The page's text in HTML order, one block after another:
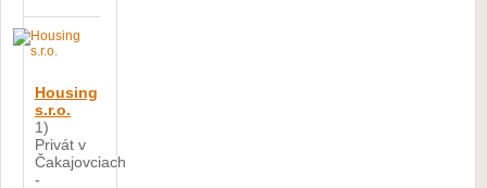
Housing
s.r.o.
1)
Privát v
Čakajovciach
-